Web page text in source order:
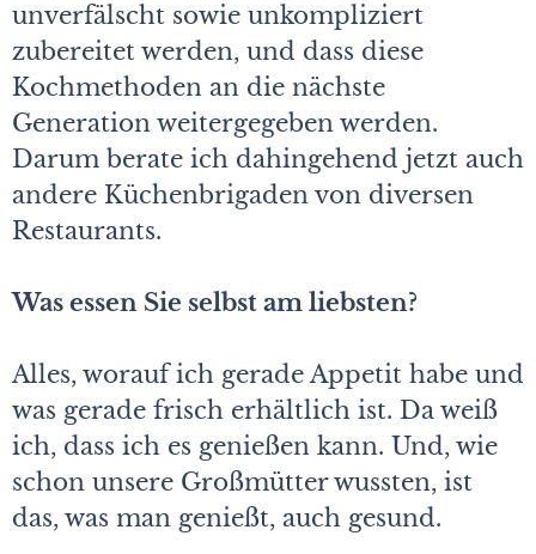
unverfälscht sowie unkompliziert
zubereitet werden, und dass diese
Kochmethoden an die nächste
Generation weitergegeben werden.
Darum berate ich dahingehend jetzt auch
andere Küchenbrigaden von diversen
Restaurants.
Was essen Sie selbst am liebsten?
Alles, worauf ich gerade Appetit habe und
was gerade frisch erhältlich ist. Da weiß
ich, dass ich es genießen kann. Und, wie
schon unsere Großmütter wussten, ist
das, was man genießt, auch gesund.